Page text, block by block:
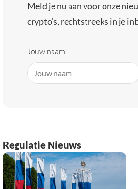
Meld je nu aan voor onze
crypto’s, rechtstreeks in je
Jouw naam
Regulatie Nieuws